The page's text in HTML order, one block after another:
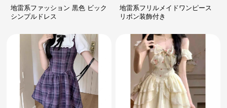
地雷系ファッション 黒色 ビック
シンプルドレス
地雷系フリルメイドワンピース
リボン装飾付き